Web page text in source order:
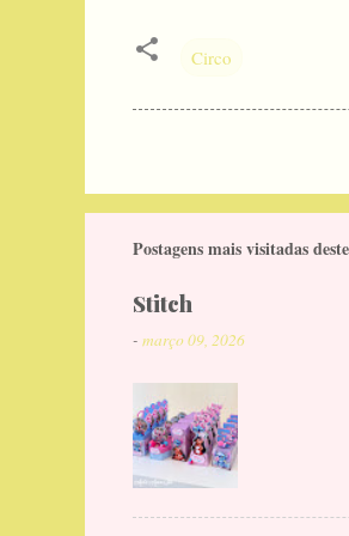
Circo
Postagens mais visitadas
Stitch
- março 09, 2026